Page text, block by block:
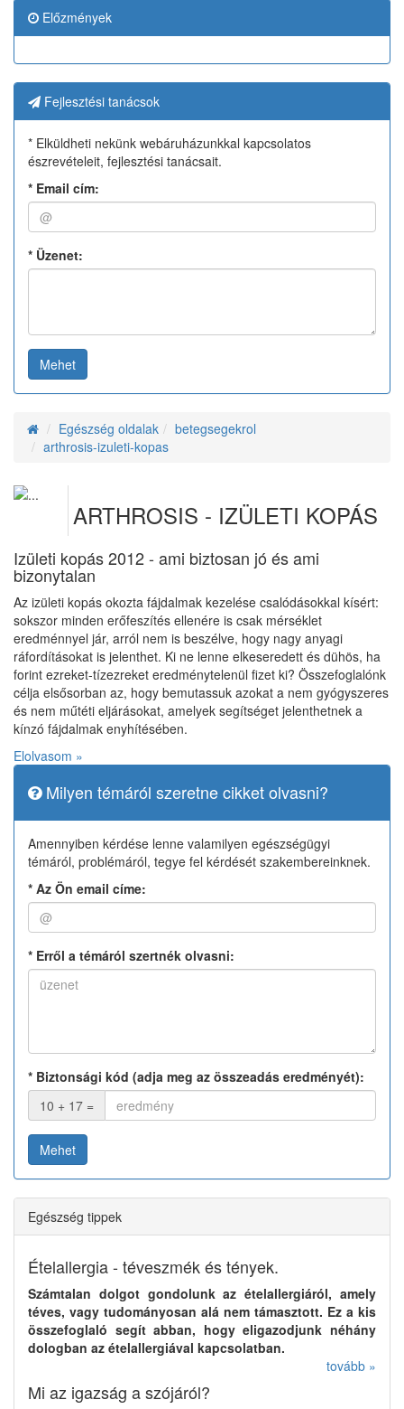
Előzmények
Fejlesztési tanácsok
* Elküldheti nekünk webáruházunkkal kapcsolatos
észrevételeit, fejlesztési tanácsait.
* Email cím:
* Üzenet:
Mehet
Egészség oldalak
betegsegekrol
arthrosis-izuleti-kopas
ARTHROSIS - IZÜLETI KOPÁS
Izületi kopás 2012 - ami biztosan jó és ami
bizonytalan
Az izületi kopás okozta fájdalmak kezelése csalódásokkal kísért:
sokszor minden erőfeszítés ellenére is csak mérséklet
eredménnyel jár, arról nem is beszélve, hogy nagy anyagi
ráfordításokat is jelenthet. Ki ne lenne elkeseredett és dühös, ha
forint ezreket-tízezreket eredménytelenül fizet ki? Összefoglalónk
célja elsősorban az, hogy bemutassuk azokat a nem gyógyszeres
és nem műtéti eljárásokat, amelyek segítséget jelenthetnek a
kínzó fájdalmak enyhítésében.
Elolvasom »
Milyen témáról szeretne cikket olvasni?
Amennyiben kérdése lenne valamilyen egészségügyi
témáról, problémáról, tegye fel kérdését szakembereinknek.
* Az Ön email címe:
* Erről a témáról szertnék olvasni:
* Biztonsági kód (adja meg az összeadás eredményét):
10 + 17 =
Mehet
Egészség tippek
Ételallergia - téveszmék és tények.
Számtalan dolgot gondolunk az ételallergiáról, amely
téves, vagy tudományosan alá nem támasztott. Ez a kis
összefoglaló segít abban, hogy eligazodjunk néhány
dologban az ételallergiával kapcsolatban.
tovább »
Mi az igazság a szójáról?